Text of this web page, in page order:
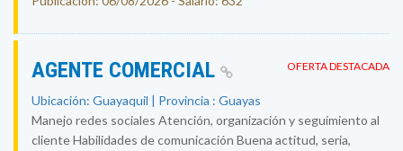
OFERTA DESTACADA
AGENTE COMERCIAL
Ubicación: Guayaquil | Provincia : Guayas
Manejo redes sociales Atención, organización y seguimiento al
cliente Habilidades de comunicación Buena actitud, seria,